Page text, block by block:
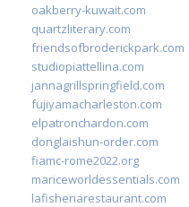
oakberry-kuwait.com
quartzliterary.com
friendsofbroderickpark.com
studiopiattellina.com
jannagrillspringfield.com
fujiyamacharleston.com
elpatronchardon.com
donglaishun-order.com
fiamc-rome2022.org
mariceworldessentials.com
lafisheriarestaurant.com